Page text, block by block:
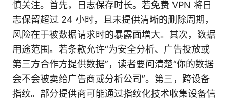
慎关注。首先，日志保存时长。若免费 VPN 将日
志保留超过 24 小时，且未提供清晰的删除周期，
风险在于被数据请求时的暴露面增大。其次，数据
用途范围。若条款允许“为安全分析、广告投放或
第三方合作方提供数据”，读者要问清楚“你的数据
会不会被卖给广告商或分析公司”。第三，跨设备
指纹。部分提供商可能通过指纹化技术收集设备信